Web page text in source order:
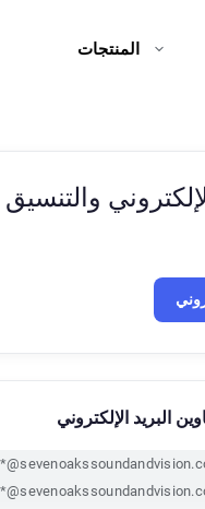
والتنسيق
البريد الإلكتروني